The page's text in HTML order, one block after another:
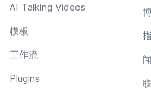
AI Talking Videos
模板
工作流
Plugins
闻